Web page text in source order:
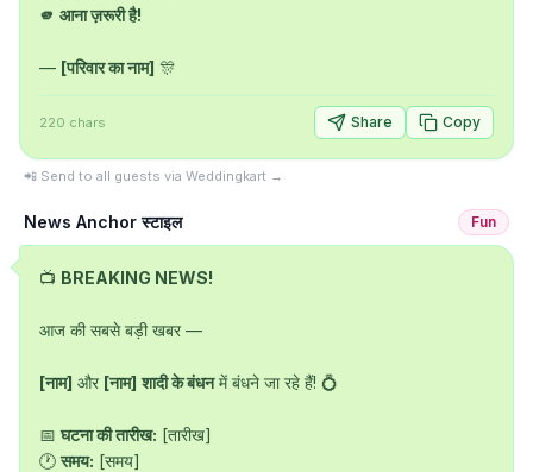
🫵 आना ज़रूरी है!
— [परिवार का नाम] 🎊
220 chars Share Copy
📲 Send to all guests via Weddingkart →
News Anchor स्टाइल Fun
📺 BREAKING NEWS!
आज की सबसे बड़ी खबर —
[नाम] और [नाम] शादी के बंधन में बंधने जा रहे हैं! 💍
📅 घटना की तारीख: [तारीख]
🕐 समय: [समय]